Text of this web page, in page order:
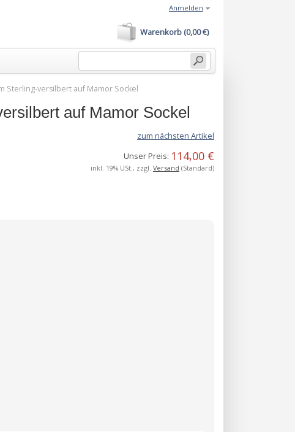
Warenkorb (0,00 €)
Anmelden
Sterling-versilbert auf Mamor Sockel
auf Mamor Sockel
zum nächsten Artikel
Unser Preis: 114,00 €
inkl. 19% USt., zzgl. Versand (Standard)